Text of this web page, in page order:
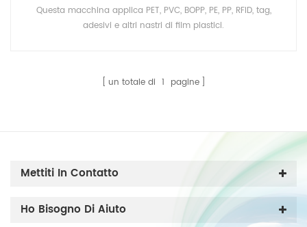
Questa macchina applica PET, PVC, BOPP, PE, PP, RFID, tag,
adesivi e altri nastri di film plastici.
un totale di 1 pagine
Mettiti In Contatto
Ho Bisogno Di Aiuto